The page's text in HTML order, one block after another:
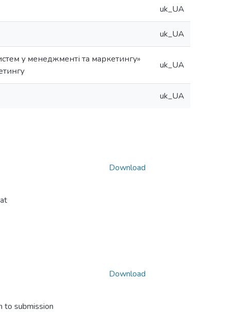
uk_UA
uk_UA
у менеджменті та маркетингу»
uk_UA
uk_UA
Download
to submission
Download